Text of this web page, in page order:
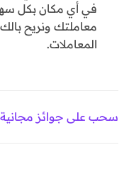
في أي مكان بكل
معاملتك ونريح
المعاملات.
سحب على جوائز مجانية